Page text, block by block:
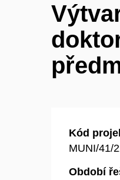
Kód
MUNI/41/
Období